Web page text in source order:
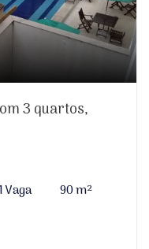
3 quartos,
Vaga
90 m²